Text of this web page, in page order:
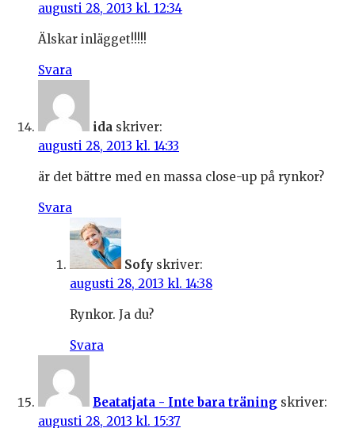
augusti 28, 2013 kl. 12:34
Älskar inlägget!!!!!
Svara
ida skriver:
augusti 28, 2013 kl. 14:33
är det bättre med en massa close-up på rynkor?
Svara
Sofy skriver:
augusti 28, 2013 kl. 14:38
Rynkor. Ja du?
Svara
Beatatjata - Inte bara träning skriver:
augusti 28, 2013 kl. 15:37